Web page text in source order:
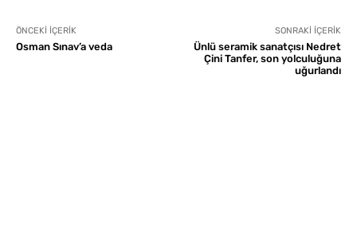
ÖNCEKI İÇERIK
Osman Sınav’a veda
SONRAKI İÇERIK
Ünlü seramik sanatçısı Nedret
Çini Tanfer, son yolculuğuna
uğurlandı